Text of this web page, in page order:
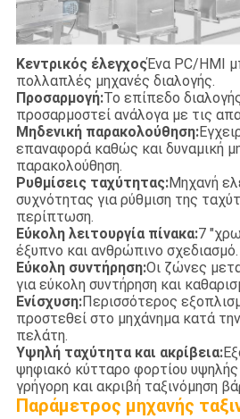
Κεντρικός έλεγχοςΈνα PC/HMI
πολλαπλές μηχανές διαλογής.
Προσαρμογή:Το επίπεδο
προσαρμοστεί ανάλογα με τις
Μηδενική παρακολούθηση:
επαναφορά καθώς και δυναμική
παρακολούθηση.
Ρυθμίσεις ταχύτητας:Μηχανή
συχνότητας για ρύθμιση της
περίπτωση.
Εύκολη λειτουργία πίνακα:7
έξυπνο και ανθρώπινο σχεδιασμό.
Εύκολη συντήρηση:Οι ζώνες
για εύκολη συντήρηση και
Ενίσχυση:Περισσότερος
προστεθεί στο μηχάνημα κατά
πελάτη.
Υψηλή ταχύτητα και ακρίβεια:
ψηφιακό κύτταρο φορτίου υψηλής
γρήγορη και ακριβή ταξινόμηση
Παράμετρος μηχανής